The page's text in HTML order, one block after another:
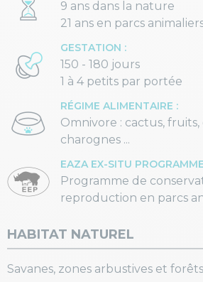
HABITAT NATUREL
Savanes, zones arbustives et
9 ans dans la nature
21 ans en parcs
GESTATION :
150 - 180 jours
1 à 4 petits par portée
RÉGIME ALIMENTAIRE :
Omnivore : cactus, fruits,
charognes ...
EAZA EX-SITU
Programme de
reproduction en parcs